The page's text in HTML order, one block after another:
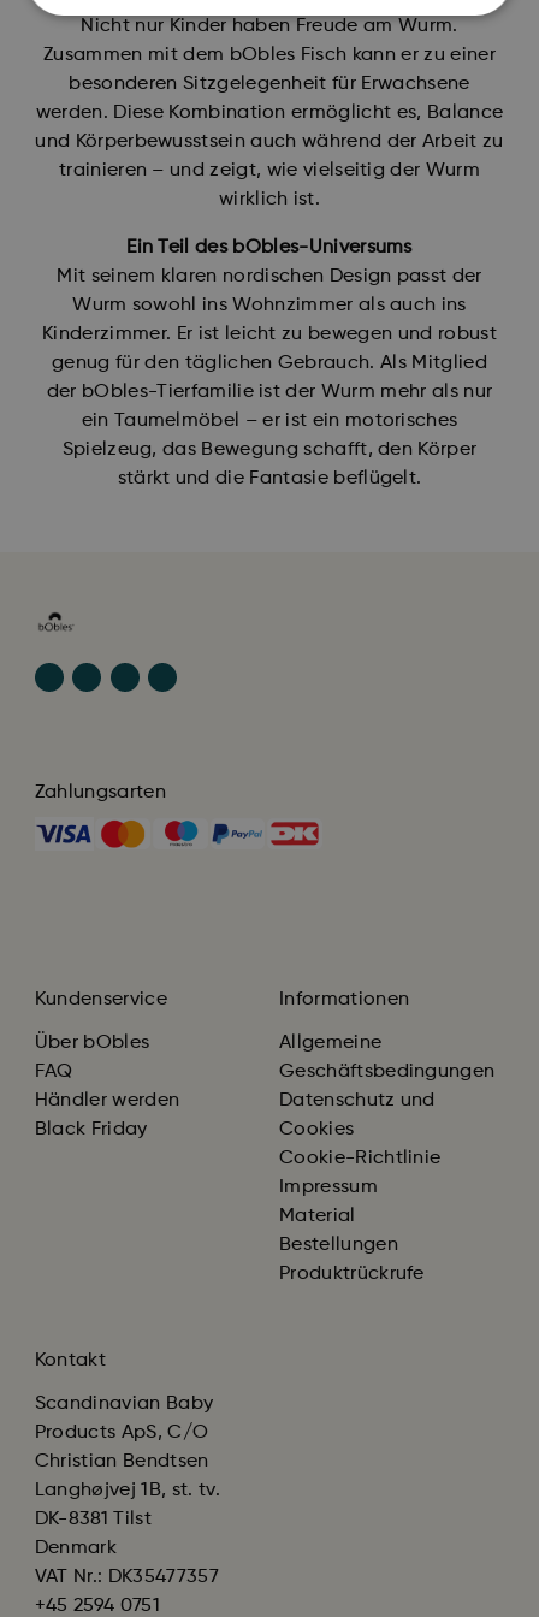
Nicht nur Kinder haben Freude am Wurm.
Zusammen mit dem bObles Fisch kann er zu einer
besonderen Sitzgelegenheit für Erwachsene
werden. Diese Kombination ermöglicht es, Balance
und Körperbewusstsein auch während der Arbeit zu
trainieren – und zeigt, wie vielseitig der Wurm
wirklich ist.
Ein Teil des bObles-Universums
Mit seinem klaren nordischen Design passt der
Wurm sowohl ins Wohnzimmer als auch ins
Kinderzimmer. Er ist leicht zu bewegen und robust
genug für den täglichen Gebrauch. Als Mitglied
der bObles-Tierfamilie ist der Wurm mehr als nur
ein Taumelmöbel – er ist ein motorisches
Spielzeug, das Bewegung schafft, den Körper
stärkt und die Fantasie beflügelt.
Zahlungsarten
Kundenservice
Über bObles
FAQ
Händler werden
Black Friday
Informationen
Allgemeine
Geschäftsbedingungen
Datenschutz und
Cookies
Cookie-Richtlinie
Impressum
Material
Bestellungen
Produktrückrufe
Kontakt
Scandinavian Baby
Products ApS, C/O
Christian Bendtsen
Langhøjvej 1B, st. tv.
DK-8381 Tilst
Denmark
VAT Nr.: DK35477357
+45 2594 0751